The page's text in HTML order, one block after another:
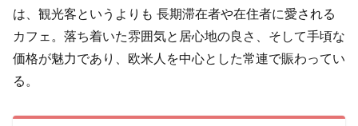
は、観光客というよりも 長期滞在者や在住者に愛される
カフェ。落ち着いた雰囲気と居心地の良さ、そして手頃な
価格が魅力であり、欧米人を中心とした常連で賑わってい
る。